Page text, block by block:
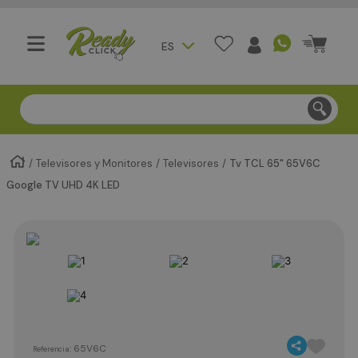
ES
Compra segura - Entregas en Bogotá en menos de 3
Televisores y Monitores Televisores
Tv TCL 65" 65V6C
Google TV UHD 4K LED
Referencia: 65V6C